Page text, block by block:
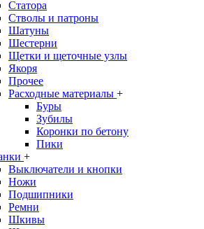
Статора
Стволы и патроны
Шатуны
Шестерни
Щетки и щеточные узлы
Якоря
Прочее
Расходные материалы +
Буры
Зубилы
Коронки по бетону
Пики
+
Выключатели и кнопки
Ножи
Подшипники
Ремни
Шкивы